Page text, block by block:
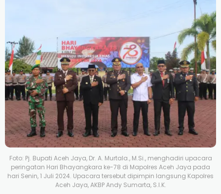
Foto: Pj. Bupati Aceh Jaya, Dr. A. Murtala., M.Si., menghadiri upacara
peringatan Hari Bhayangkara ke-78 di Mapolres Aceh Jaya pada
hari Senin, 1 Juli 2024. Upacara tersebut dipimpin langsung Kapolres
Aceh Jaya, AKBP Andy Sumarta, S.I.K.